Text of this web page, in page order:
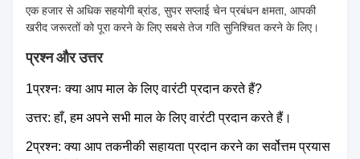
एक हजार से अधिक सहयोगी ब्रांड, सुपर सप्लाई चेन प्रबंधन क्षमता, आपकी
खरीद जरूरतों को पूरा करने के लिए सबसे तेज गति सुनिश्चित करने के लिए।
प्रश्न और उत्तर
1प्रश्नः क्या आप माल के लिए वारंटी प्रदान करते हैं?
उत्तर: हाँ, हम अपने सभी माल के लिए वारंटी प्रदान करते हैं।
2प्रश्न: क्या आप तकनीकी सहायता प्रदान करने का सर्वोत्तम प्रयास